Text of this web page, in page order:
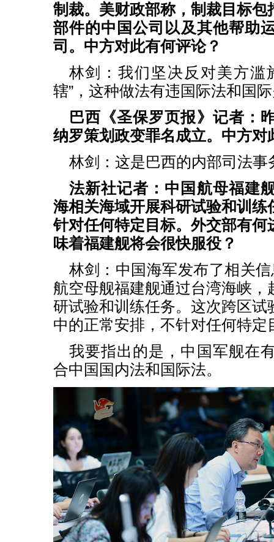
制裁。美财政部称，制裁目标包
部件的中国公司以及其他帮助
司。中方对此有何评论？
林剑：我们坚决反对美方滥
辖”，这种做法有违国际法和国
巴西《圣保罗页报》记者：
纳罗策划政变罪名成立。中方对
林剑：这是巴西的内部司法事
法新社记者：中国航母福建
海相关海域开展科研试验和训练
针对任何特定目标。外交部有何
味着福建舰将会很快服役？
林剑：中国海军发布了相关
航空母舰福建舰通过台湾海峡，
研试验和训练任务。这次跨区试
中的正常安排，不针对任何特定
我要指出的是，中国军舰在
合中国国内法和国际法。